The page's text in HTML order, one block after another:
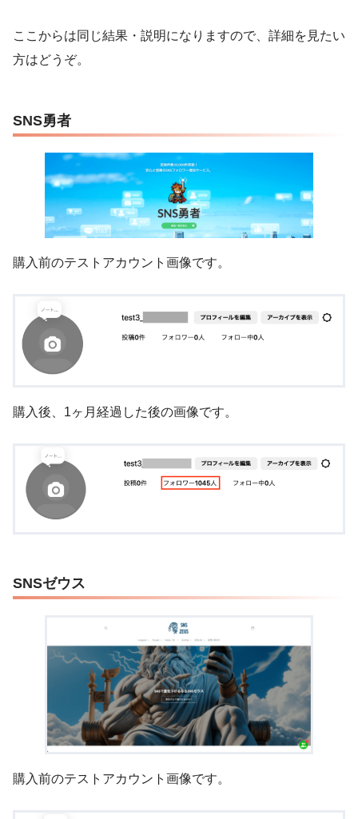
ここからは同じ結果・説明になりますので、詳細を見たい
方はどうぞ。
SNS勇者
購入前のテストアカウント画像です。
購入後、1ヶ月経過した後の画像です。
SNSゼウス
購入前のテストアカウント画像です。